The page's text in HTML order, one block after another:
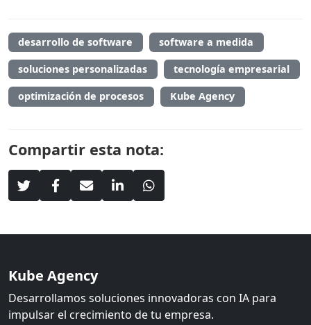
desarrollo de software software a medida
soluciones personalizadas tecnología empresarial
optimización de procesos Kube Agency
Compartir esta nota:
Kube Agency
Desarrollamos soluciones innovadoras con IA para
impulsar el crecimiento de tu empresa.